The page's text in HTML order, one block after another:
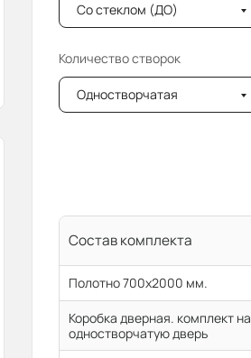
Со стеклом (ДО)
Количество створок
Одностворчатая
Состав комплекта
Полотно 700x2000 мм.
Коробка дверная. комплект на
одностворчатую дверь